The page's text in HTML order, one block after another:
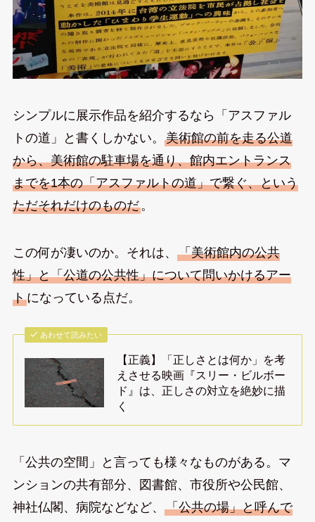
シンプルに展示作品を紹介するなら「アスファル
トの道」と書くしかない。 美術館の前を走る公道
から、美術館の駐車場を通り、館内エントランス
までを1本の「アスファルトの道」で繋ぐ、という
ただそれだけのものだ。
この何が凄いのか。それは、 「美術館内の公共
性」と「公道の公共性」について問いかけるアー
トになっている点だ。
あわせて読みたい
【正義】「正しさとは何か」を考
えさせる映画『スリー・ビルボー
ド』は、正しさの対立を絶妙に描
く
「公共の空間」と言っても様々なものがある。マ
ンションの共有部分、図書館、市役所や公民館、
神社仏閣、病院などなど、 「公共の場」と呼んで